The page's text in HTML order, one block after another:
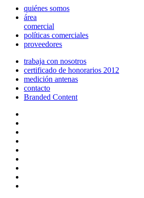
quiénes somos
área
comercial
políticas comerciales
proveedores
trabaja con nosotros
certificado de honorarios 2012
medición antenas
contacto
Branded Content